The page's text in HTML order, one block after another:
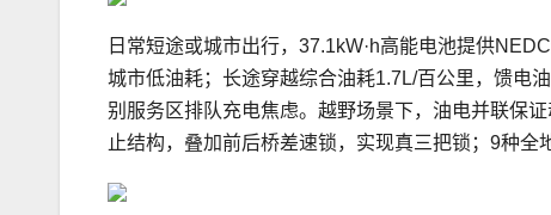
日常短途或城市出行，37.1kW·h高能电池提供
城市低油耗；长途穿越综合油耗1.7L/百公里，馈电
别服务区排队充电焦虑。越野场景下，油电并联保
止结构，叠加前后桥差速锁，实现真三把锁；9种全